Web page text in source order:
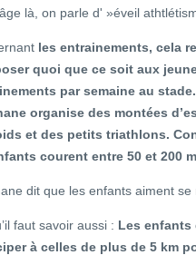
là, on parle d' »éveil
les entrainements, cela
quoi que ce soit aux
par semaine au stade.
organise des montées
et des petits triathlons.
courent entre 50 et 200
dit que les enfants aiment
faut savoir aussi : Les enfants
à celles de plus de 5 km